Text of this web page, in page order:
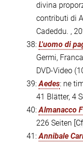
divina
contributi di
Cadeddu. ,
38: L'uomo di
Germi,
DVD-Video
39:Aedes: ne
41 Blätter, 4
40:Almanacco
226 Seiten
41:Annibale